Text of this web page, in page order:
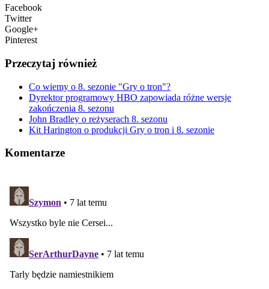
Facebook
Twitter
Google+
Pinterest
Przeczytaj również
Co wiemy o 8. sezonie "Gry o tron"?
Dyrektor programowy HBO zapowiada różne wersje
zakończenia 8. sezonu
John Bradley o reżyserach 8. sezonu
Kit Harington o produkcji Gry o tron i 8. sezonie
Komentarze